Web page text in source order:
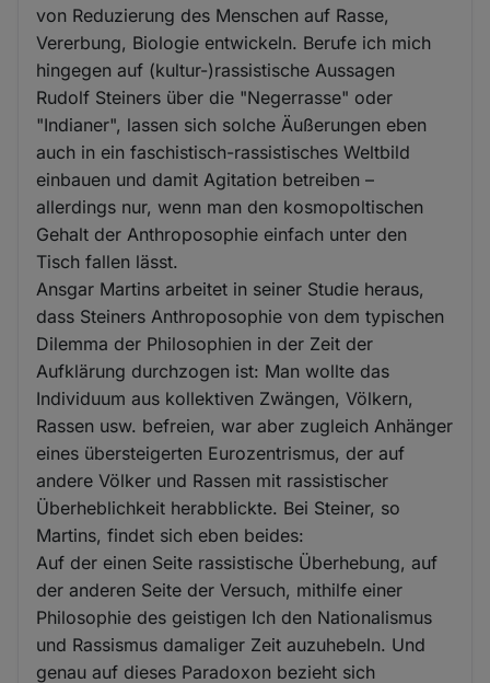
von Reduzierung des Menschen auf Rasse,
Vererbung, Biologie entwickeln. Berufe ich mich
hingegen auf (kultur-)rassistische Aussagen
Rudolf Steiners über die "Negerrasse" oder
"Indianer", lassen sich solche Äußerungen eben
auch in ein faschistisch-rassistisches Weltbild
einbauen und damit Agitation betreiben –
allerdings nur, wenn man den kosmopoltischen
Gehalt der Anthroposophie einfach unter den
Tisch fallen lässt.
Ansgar Martins arbeitet in seiner Studie heraus,
dass Steiners Anthroposophie von dem typischen
Dilemma der Philosophien in der Zeit der
Aufklärung durchzogen ist: Man wollte das
Individuum aus kollektiven Zwängen, Völkern,
Rassen usw. befreien, war aber zugleich Anhänger
eines übersteigerten Eurozentrismus, der auf
andere Völker und Rassen mit rassistischer
Überheblichkeit herabblickte. Bei Steiner, so
Martins, findet sich eben beides:
Auf der einen Seite rassistische Überhebung, auf
der anderen Seite der Versuch, mithilfe einer
Philosophie des geistigen Ich den Nationalismus
und Rassismus damaliger Zeit auzuhebeln. Und
genau auf dieses Paradoxon bezieht sich